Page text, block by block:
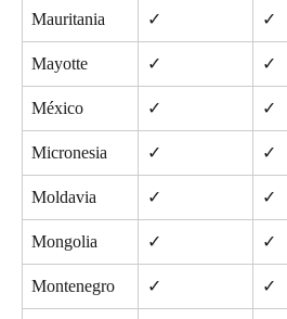
Mauritania ✓ ✓
Mayotte ✓ ✓
México ✓ ✓
Micronesia ✓ ✓
Moldavia ✓ ✓
Mongolia ✓ ✓
Montenegro ✓ ✓